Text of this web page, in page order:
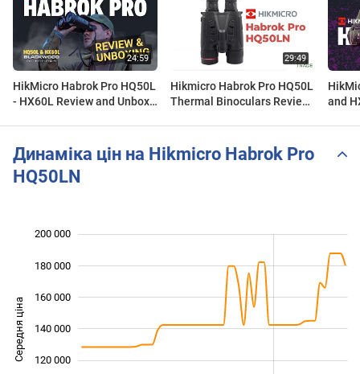
HikMicro Habrok Pro HQ50L
- HX60L Review and Unbox -
Hikmicro Habrok Pro HQ50L
Thermal Binoculars Review
and
Динаміка цін на Hikmicro Habrok Pro
HQ50LN
Середня ціна 100 000
120 000
140 000
160 000
180 000
200 000